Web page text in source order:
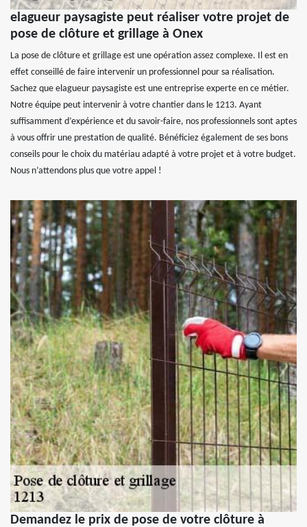
elagueur paysagiste peut réaliser votre projet de
pose de clôture et grillage à Onex
La pose de clôture et grillage est une opération assez complexe. Il est en
effet conseillé de faire intervenir un professionnel pour sa réalisation.
Sachez que elagueur paysagiste est une entreprise experte en ce métier.
Notre équipe peut intervenir à votre chantier dans le 1213. Ayant
suffisamment d’expérience et du savoir-faire, nos professionnels sont aptes
à vous offrir une prestation de qualité. Bénéficiez également de ses bons
conseils pour le choix du matériau adapté à votre projet et à votre budget.
Nous n’attendons plus que votre appel !
Demandez le prix de pose de votre clôture à